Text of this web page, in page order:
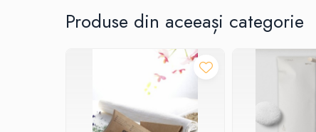
Dispensere servetele masa,
servetele faciale
Uscatoare de par
Produse din aceeași categorie